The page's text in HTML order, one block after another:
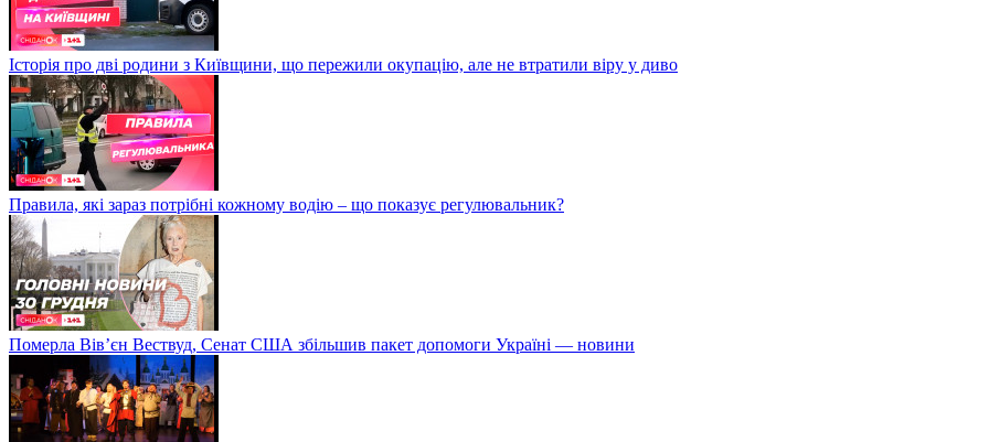
Історія про дві родини з Київщини, що пережили окупацію, але не втратили віру у диво
Правила, які зараз потрібні кожному водію – що показує регулювальник?
Померла Вівʼєн Вествуд, Сенат США збільшив пакет допомоги Україні — новини